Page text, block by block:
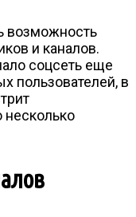
возможность
и каналов.
соцсеть еще
пользователей, в